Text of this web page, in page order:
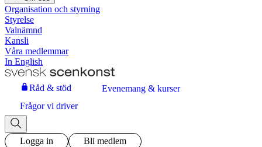
Organisation och styrning
Styrelse
Valnämnd
Kansli
Våra medlemmar
In English
Råd & stöd
Evenemang & kurser
Frågor vi driver
Logga in Bli medlem